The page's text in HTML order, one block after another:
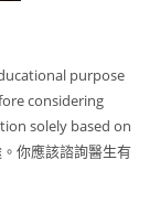
purpose
considering
solely based on
你應該諮詢醫生有